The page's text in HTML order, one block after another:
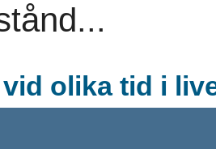
olika tid i